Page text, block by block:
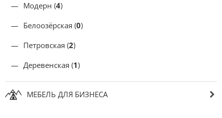
Модерн (4)
Белоозёрская (0)
Петровская (2)
Деревенская (1)
МЕБЕЛЬ ДЛЯ БИЗНЕСА